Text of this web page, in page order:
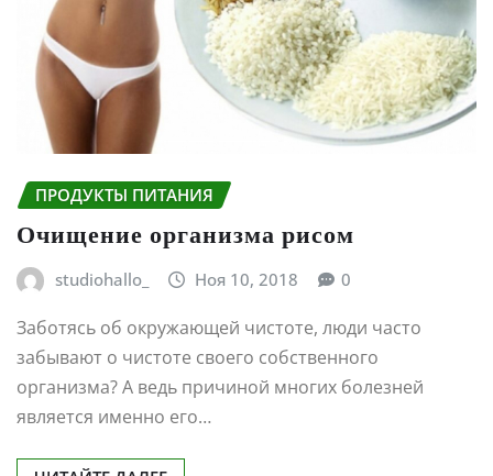
ПРОДУКТЫ ПИТАНИЯ
Очищение организма рисом
studiohallo_ Ноя 10, 2018 0
Заботясь об окружающей чистоте, люди часто
забывают о чистоте своего собственного
организма? А ведь причиной многих болезней
является именно его…